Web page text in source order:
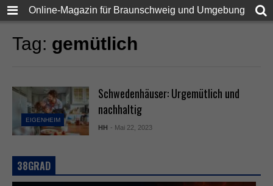
Online-Magazin für Braunschweig und Umgebung
Tag: gemütlich
EIGENHEIM
Schwedenhäuser: Urgemütlich und
nachhaltig
HH - Mai 22, 2023
38GRAD